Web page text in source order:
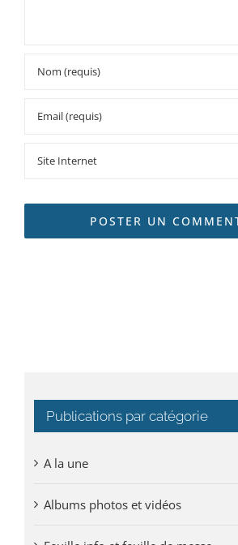
Publications par catégorie
A la une
Albums photos et vidéos